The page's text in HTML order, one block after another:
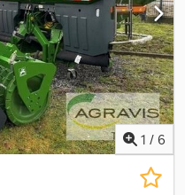
1 / 6